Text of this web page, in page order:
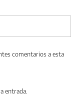
comentarios a esta
entrada.